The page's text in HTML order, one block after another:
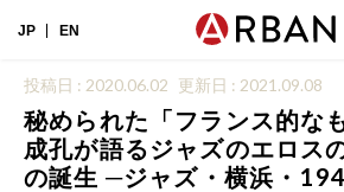
JP EN
投稿日 : 2020.06.02 更新日 : 2021.09.08
秘められた「フランス的な
成孔が語るジャズのエロス
の誕生 ─ジャズ・横浜・